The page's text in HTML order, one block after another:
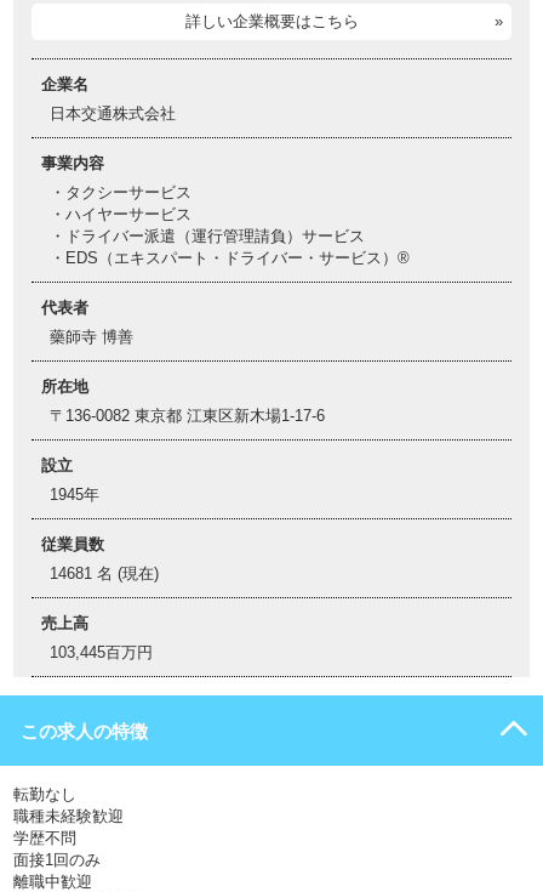
詳しい企業概要はこちら
企業名
日本交通株式会社
事業内容
・タクシーサービス
・ハイヤーサービス
・ドライバー派遣（運行管理請負）サービス
・EDS（エキスパート・ドライバー・サービス）®
代表者
藥師寺 博善
所在地
〒136-0082 東京都 江東区新木場1-17-6
設立
1945年
従業員数
14681 名 (現在)
売上高
103,445百万円
この求人の特徴
転勤なし
職種未経験歓迎
学歴不問
面接1回のみ
離職中歓迎